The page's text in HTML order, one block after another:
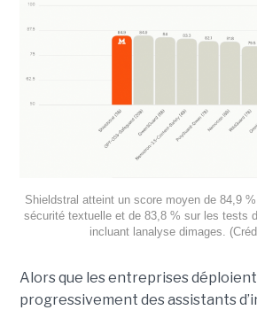
Shieldstral atteint un score moyen de 84,9
sécurité textuelle et de 83,8 % sur les tests
incluant lanalyse dimages.
Alors que les entreprises déploient
progressivement des assistants